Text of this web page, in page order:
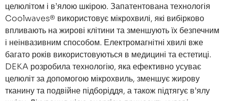
целюлітом і в’ялою шкірою. Запатентована технологія
Coolwaves® використовує мікрохвилі, які вибірково
впливають на жирові клітини та зменшують їх безпечним
і неінвазивним способом. Електромагнітні хвилі вже
багато років використовуються в медицині та естетиці.
DEKA розробила технологію, яка ефективно усуває
целюліт за допомогою мікрохвиль, зменшує жирову
тканину та подвійне підборіддя, а також підтягує в’ялу